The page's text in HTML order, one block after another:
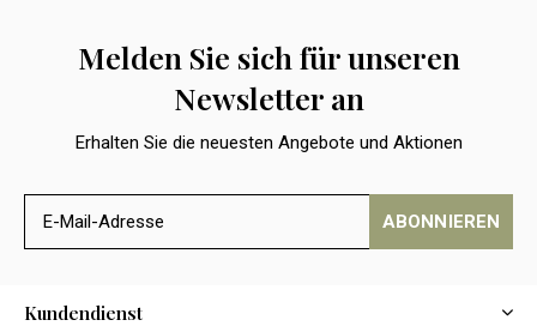
Melden Sie sich für unseren
Newsletter an
Erhalten Sie die neuesten Angebote und Aktionen
ABONNIEREN
Kundendienst